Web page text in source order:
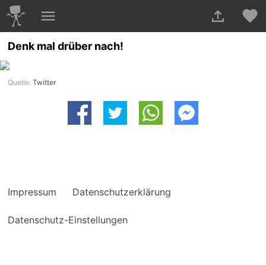
Denk mal drüber nach!
Quelle:Twitter
Impressum Datenschutzerklärung
Datenschutz-Einstellungen